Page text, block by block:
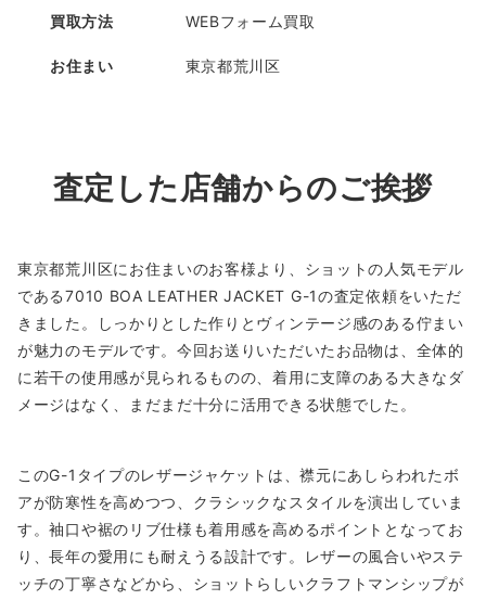
買取方法 WEBフォーム買取
お住まい 東京都荒川区
査定した店舗からのご挨拶
東京都荒川区にお住まいのお客様より、ショットの人気モデル
である7010 BOA LEATHER JACKET G-1の査定依頼をいただ
きました。しっかりとした作りとヴィンテージ感のある佇まい
が魅力のモデルです。今回お送りいただいたお品物は、全体的
に若干の使用感が見られるものの、着用に支障のある大きなダ
メージはなく、まだまだ十分に活用できる状態でした。
このG-1タイプのレザージャケットは、襟元にあしらわれたボ
アが防寒性を高めつつ、クラシックなスタイルを演出していま
す。袖口や裾のリブ仕様も着用感を高めるポイントとなってお
り、長年の愛用にも耐えうる設計です。レザーの風合いやステ
ッチの丁寧さなどから、ショットらしいクラフトマンシップが